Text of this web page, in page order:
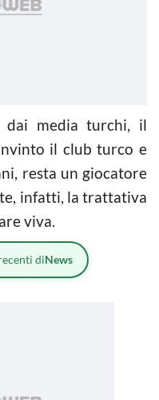
dai media turchi, il
il club turco e
resta un giocatore
infatti, la trattativa
viva.
diNews